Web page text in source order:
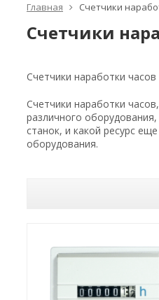
Главная Счетчики
Счетчики
Счетчики наработки
Счетчики наработки
различного
станок, и какой ресурс
оборудования.